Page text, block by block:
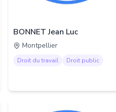
BONNET Jean Luc
Montpellier
Droit du travail Droit public